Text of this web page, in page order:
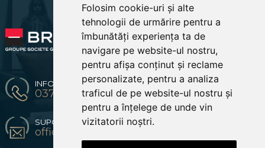
Folosim cookie-uri și alte
tehnologii de urmărire pentru a
îmbunătăți experiența ta de
navigare pe website-ul nostru,
pentru afișa conținut și reclame
personalizate, pentru a analiza
traficul de pe website-ul nostru și
pentru a înțelege de unde vin
vizitatorii noștri.
EDITARE PROFIL
PREFERINTE COOKIES
INFO & COMENZI
0371 904 216 / 0774670619
SUPORT CLIENTI
office@bestsofa.ro